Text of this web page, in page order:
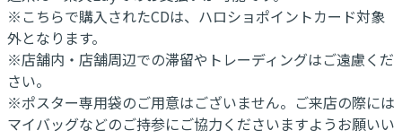
※こちらで購入されたCDは、ハロショポイントカード対象
外となります。
※店舗内・店舗周辺での滞留やトレーディングはご遠慮くだ
さい。
※ポスター専用袋のご用意はございません。ご来店の際には
マイバッグなどのご持参にご協力くださいますようお願いい